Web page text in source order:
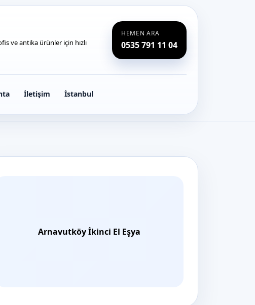
ve antika ürünler için hızlı
İletişim İstanbul
HEMEN ARA
0535 791 11 04
Arnavutköy İkinci El Eşya